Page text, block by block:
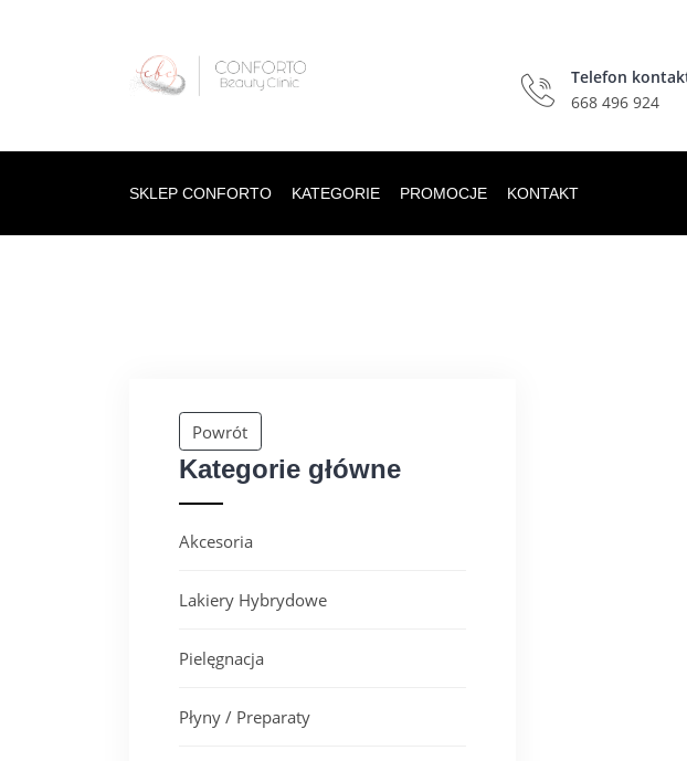
Telefon
668 496 924
SKLEP CONFORTO KATEGORIE PROMOCJE KONTAKT
Powrót
Kategorie główne
Akcesoria
Lakiery Hybrydowe
Pielęgnacja
Płyny / Preparaty